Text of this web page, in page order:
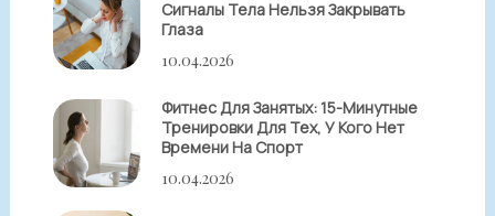
Сигналы Тела Нельзя Закрывать
Глаза
10.04.2026
Фитнес Для Занятых: 15-Минутные
Тренировки Для Тех, У Кого Нет
Времени На Спорт
10.04.2026